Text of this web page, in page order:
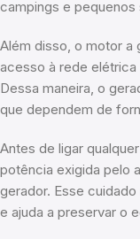
campings e pequenos
Além disso, o motor a
acesso à rede elétrica
Dessa maneira, o
que dependem de
Antes de ligar
potência exigida pelo
gerador. Esse
e ajuda a preservar o